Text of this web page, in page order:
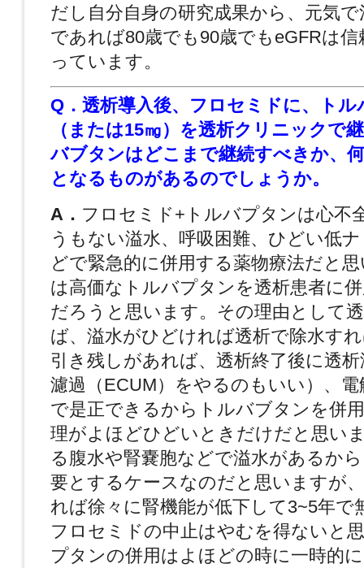
だし自分自身の研究成果から、元気
であれば80歳でも 90歳でも eGFRは信
っています。
Q．透析導入後、フロセミドに、トル
（または15㎎）を透析クリニックで
バブタンはどこまで継続すべきか、
となるものがあるのでしょうか。
A． フロセミド+トルバプタンは心不
うもない溢水、呼吸困難、ひどい低
どで緊急的に併用する薬物療法だと
は高価なトルバプタンを透析患者に
だろうと思います。その理由として
ば、溢水がひどければ透析で除水す
引き残しがあれば、透析終了後に透
濾過（ECUM）をやるのもいい）、
で是正できるからトルバブタンを併
理がよほどひどいときだけだと思い
る腹水や腎嚢胞などで溢水があるか
要とするケースなのだと思いますが
れば徐々に腎機能が低下して3~5年で
フロセミドの中止はやむを得ないと
プタンの併用はよほどの時に一時的